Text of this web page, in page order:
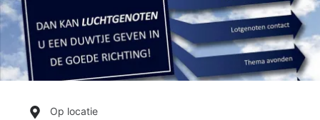
Op locatie